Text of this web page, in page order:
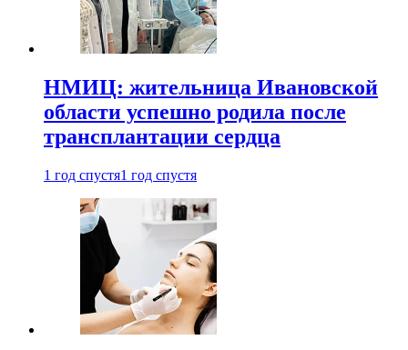
НМИЦ: жительница Ивановской
области успешно родила после
трансплантации сердца
1 год спустя1 год спустя